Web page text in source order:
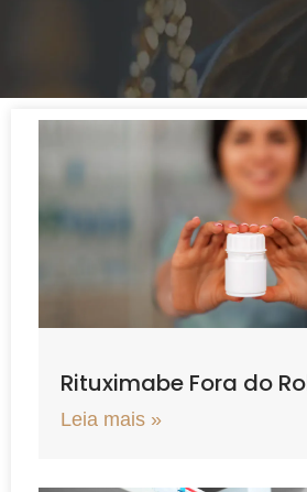
Rituximabe Fora do
Leia mais »